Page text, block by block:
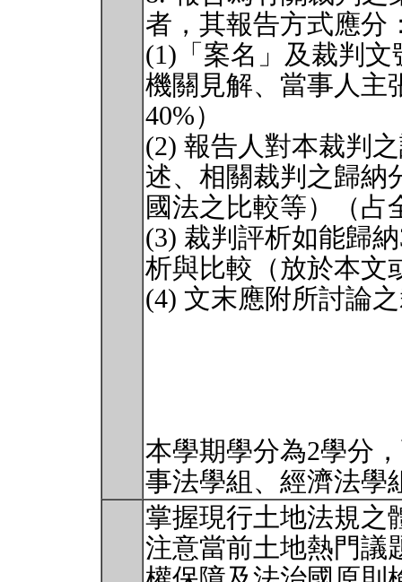
者，其報告方式應分
(1)「案名」及裁判
機關見解、當事人主
40%）
(2) 報告人對本裁判
述、相關裁判之歸納
國法之比較等）（占
(3) 裁判評析如能歸
析與比較（放於本文
(4) 文末應附所討論
本學期學分為2學分
事法學組、經濟法
掌握現行土地法規之
注意當前土地熱門議